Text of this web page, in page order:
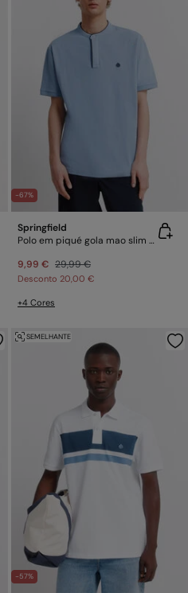
-67%
Springfield
Polo em piqué gola mao slim fit
9,99 € 29,99 €
Desconto 20,00 €
+4 Cores
-57%
SEMELHANTE